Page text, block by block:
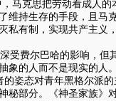
马克思把劳动看成人
维持生存的手段，且
私有制，实现共产主
费尔巴哈的影响，但
象的人而不是现实的人。
姿态对青年黑格尔派
秘部分。《神圣家族